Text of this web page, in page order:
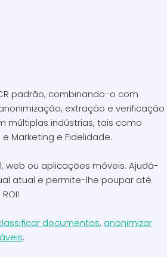
padrão, combinando-o com
extração e verificação
múltiplas indústrias, tais como
Marketing e Fidelidade.
web ou aplicações móveis. Ajudá-
atual e permite-lhe poupar até
documentos, anonimizar
.